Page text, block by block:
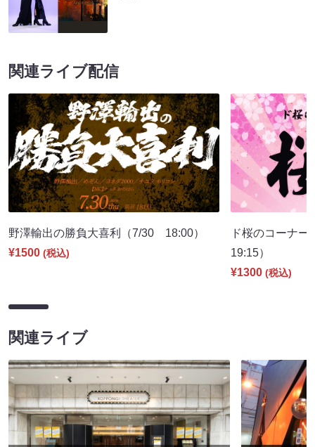
関連ライブ配信
野澤輸出の勝負大喜利（7/30 18:00）
¥1500 (税込)
ド桜のコーナ
19:15）
¥1300 (税込)
関連ライブ